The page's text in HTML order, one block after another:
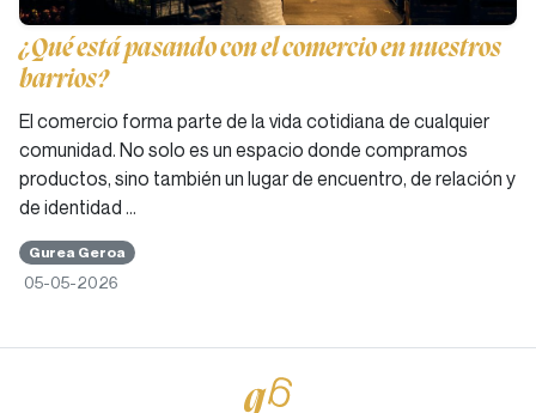
¿Qué está pasando con el comercio en nuestros
barrios?
El comercio forma parte de la vida cotidiana de cualquier
comunidad. No solo es un espacio donde compramos
productos, sino también un lugar de encuentro, de relación y
de identidad …
Gurea Geroa
05-05-2026